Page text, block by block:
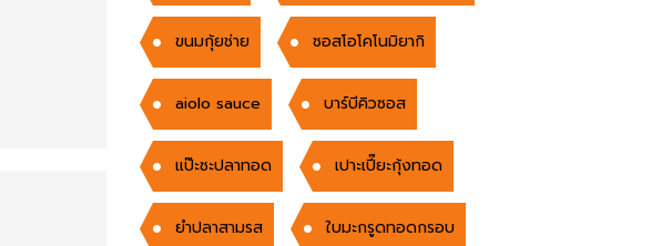
ขนมกุ้ยช่าย ซอสโอโคโนมิยากิ
aiolo sauce บาร์บีคิวซอส
แป๊ะซะปลาทอด เปาะเปี๊ยะกุ้งทอด
ยำปลาสามรส ใบมะกรูดทอดกรอบ